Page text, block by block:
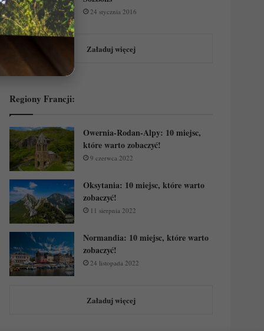
24 stycznia 2016
Załaduj więcej
Regiony Francji:
Owernia-Rodan-Alpy: 10 miejsc,
które warto zobaczyć!
9 czerwca 2022
Oksytania: 10 miejsc, które warto
zobaczyć!
11 sierpnia 2022
Normandia: 10 miejsc, które warto
zobaczyć!
24 listopada 2022
Załaduj więcej